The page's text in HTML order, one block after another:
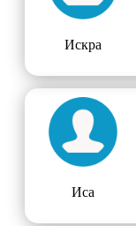
Искра
Иса